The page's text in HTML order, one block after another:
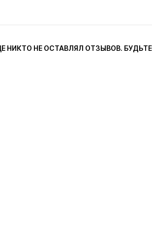
НИКТО НЕ ОСТАВЛЯЛ ОТЗЫВОВ.